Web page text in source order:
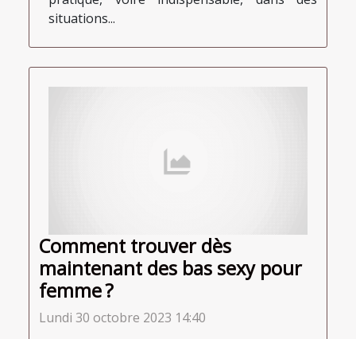
situations...
Comment trouver dès
maintenant des bas sexy pour
femme ?
Lundi 30 octobre 2023 14:40